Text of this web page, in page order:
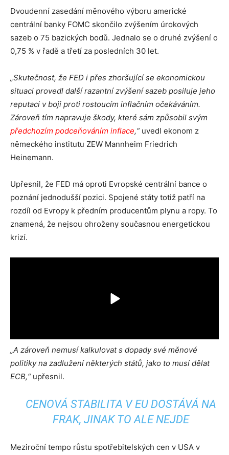
Dvoudenní zasedání měnového výboru americké
centrální banky FOMC skončilo zvýšením úrokových
sazeb o 75 bazických bodů. Jednalo se o druhé zvýšení o
0,75 % v řadě a třetí za posledních 30 let.
„Skutečnost, že FED i přes zhoršující se ekonomickou
situaci provedl další razantní zvýšení sazeb posiluje jeho
reputaci v boji proti rostoucím inflačním očekáváním.
Zároveň tím napravuje škody, které sám způsobil svým
předchozím podceňováním inflace,“uvedl ekonom z
německého institutu ZEW Mannheim Friedrich
Heinemann.
Upřesnil, že FED má oproti Evropské centrální bance o
poznání jednodušší pozici. Spojené státy totiž patří na
rozdíl od Evropy k předním producentům plynu a ropy. To
znamená, že nejsou ohroženy současnou energetickou
krizí.
„A zároveň nemusí kalkulovat s dopady své měnové
politiky na zadlužení některých států, jako to musí dělat
ECB,“upřesnil.
CENOVÁ STABILITA V EU DOSTÁVÁ NA
FRAK, JINAK TO ALE NEJDE
Meziroční tempo růstu spotřebitelských cen v USA v